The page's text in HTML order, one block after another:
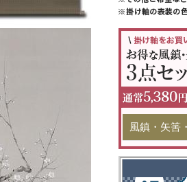
風鎮・矢筈